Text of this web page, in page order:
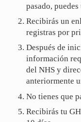
pasado,
Recibirás un
registras por
Después de
información
del NHS y
anteriormente
No tienes que
Recibirás tu